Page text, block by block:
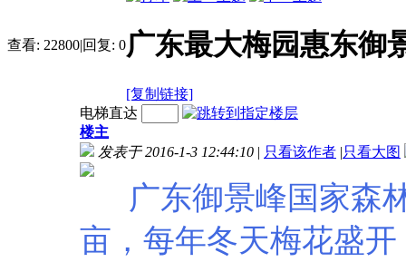
查看: 22800|回复: 0广东最大梅园惠东御
[复制链接]
电梯直达
楼主
发表于 2016-1-3 12:44:10 | 只看该作者 |只看大图
广东御景峰国家森
亩，每年冬天梅花盛